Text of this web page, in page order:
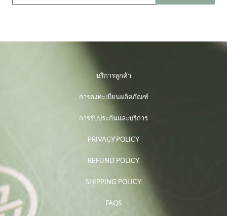
บริการลูกค้า
การลงทะเบียนผลิตภัณฑ์
การรับประกันและบริการ
PRIVACY POLICY
REFUND POLICY
SHIPPING POLICY
FAQS